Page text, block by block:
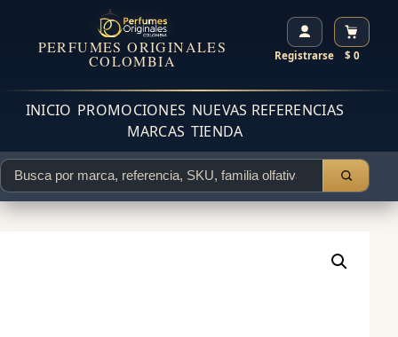
PERFUMES ORIGINALES
COLOMBIA Registrarse $ 0
INICIO PROMOCIONES NUEVAS REFERENCIAS
MARCAS TIENDA